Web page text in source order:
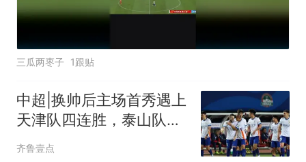
三瓜两枣子 1跟贴
中超|换帅后主场首秀遇上
天津队四连胜，泰山队可
否延续胜势？
齐鲁壹点